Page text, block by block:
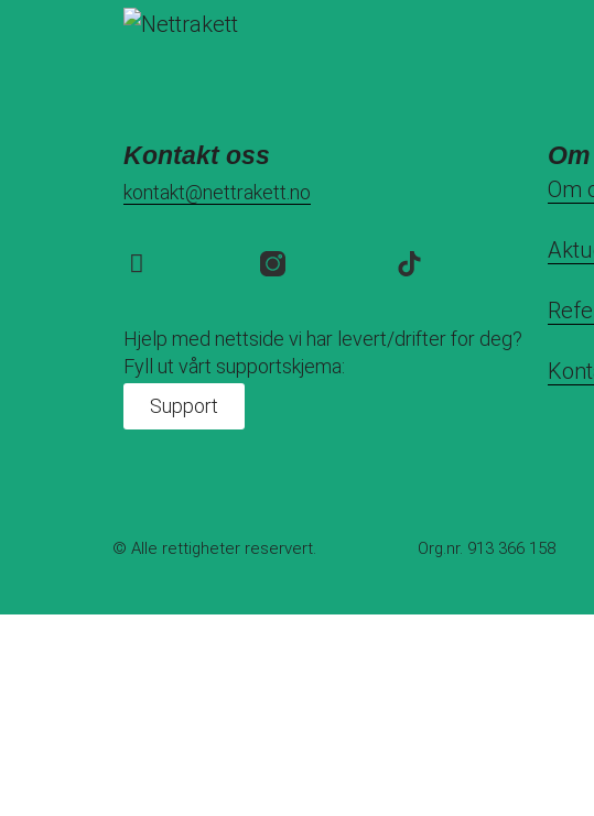
Kontakt oss
kontakt@nettrakett.no
Hjelp med nettside vi har levert/drifter for deg?
Fyll ut vårt supportskjema:
Support
Om
© Alle rettigheter reservert. Org.nr. 913 366 158